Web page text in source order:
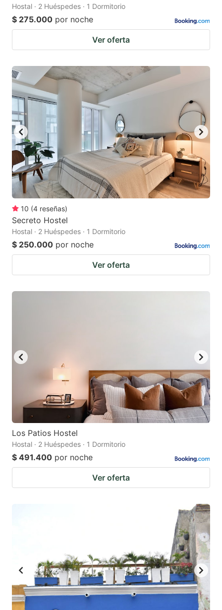
Hostal · 2 Huéspedes · 1 Dormitorio
$ 275.000 por noche
Ver oferta
10 (4 reseñas)
Secreto Hostel
Hostal · 2 Huéspedes · 1 Dormitorio
$ 250.000 por noche
Ver oferta
Los Patios Hostel
Hostal · 2 Huéspedes · 1 Dormitorio
$ 491.400 por noche
Ver oferta